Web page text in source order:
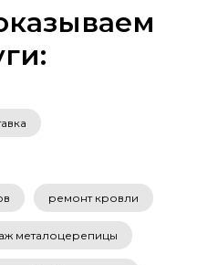
ремонт кровли
металоцерепицы